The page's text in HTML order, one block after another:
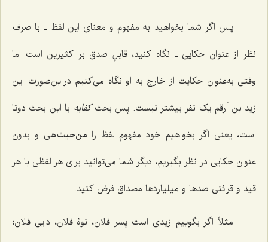
پس اگر شما بخواهید به مفهوم و معنای این لفظ ـ با صرف
نظر از عنوان حکایی ـ نگاه کنید، قابلِ صدق بر کثیرین است اما
وقتی به‌عنوان حکایت از خارج به او نگاه می‌کنیم در این‌صورت این
زید بن اَرقم یک نفر بیشتر نیست. پس بحثکفایه با این بحث دوتا
است، یعنی اگر بخواهیم خود مفهوم لفظ را من‌حیث‌هی و بدون
عنوان حکایی در نظر بگیریم، دیگر شما می‌توانید برای هر لفظی با هر
قید و قرائنی صدها و میلیاردها مصداق فرض کنید.
مثلاً اگر بگوییم زیدی است پسر فلان، نوۀ فلان، دایی فلان؛